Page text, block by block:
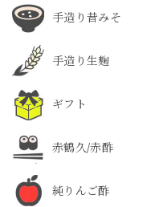
手造り昔みそ
手造り生麹
ギフト
赤鶴久/赤酢
純りんご酢